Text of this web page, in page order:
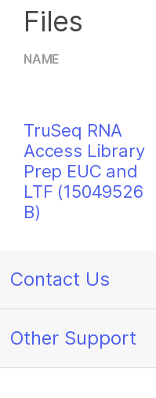
Files
NAME
TruSeq RNA
Access Library
Prep EUC and
LTF (15049526
B)
Contact Us
Other Support